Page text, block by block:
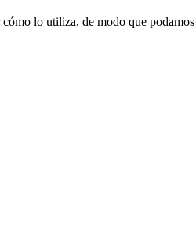
lo utiliza, de modo que